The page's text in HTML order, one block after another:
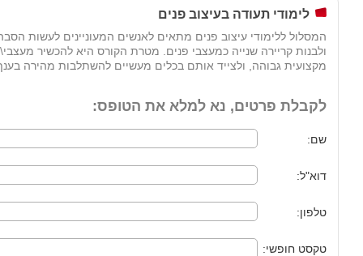
לימודי תעודה בעיצוב פנים
המסלול ללימודי עיצוב פנים מתאים לאנשים המעוניינים לעשות
ולבנות קריירה שנייה כמעצבי פנים. מטרת הקורס היא להכשיר
מקצועית גבוהה, ולצייד אותם בכלים מעשיים להשתלבות מהירה
לקבלת פרטים, נא למלא את הטופס:
שם:
דוא"ל:
טלפון:
טקסט חופשי: